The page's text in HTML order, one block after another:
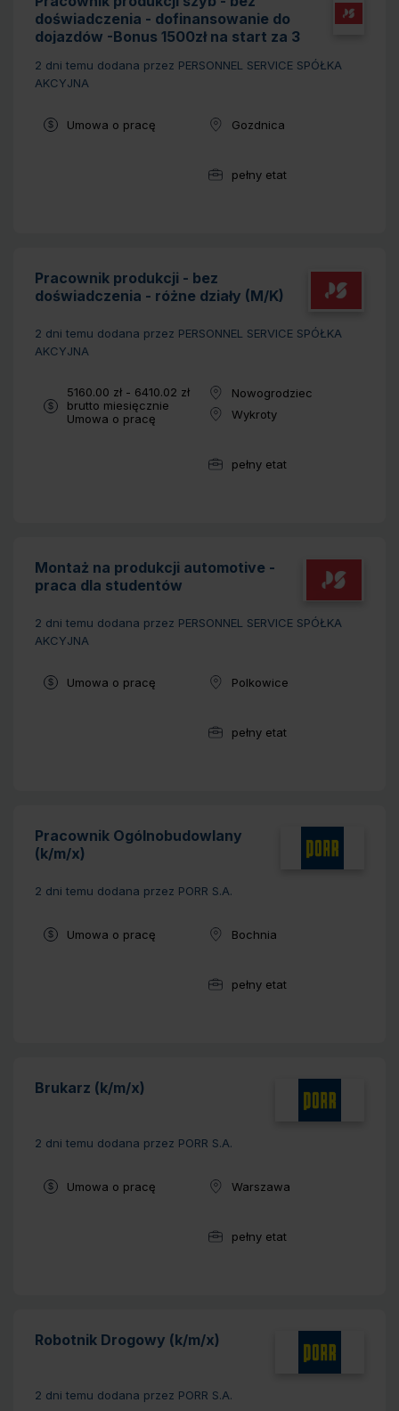
doświadczenia - dofinansowanie do
dojazdów -Bonus 1500zł na start za 3
2 dni temu dodana przez PERSONNEL SERVICE SPÓŁKA
AKCYJNA
Typ umowy:
Umowa o pracę Lokalizacja:
Gozdnica
Wymiar pracy:
pełny etat
Pracownik produkcji - bez
doświadczenia - różne działy (M/K)
2 dni temu dodana przez PERSONNEL SERVICE SPÓŁKA
AKCYJNA
Wynagrodzenie:
5160.00 zł - 6410.02 zł
brutto miesięcznie
Typ umowy:
Umowa o pracę
Lokalizacja:
Nowogrodziec
Lokalizacja:
Wykroty
Wymiar pracy:
pełny etat
Montaż na produkcji automotive -
praca dla studentów
2 dni temu dodana przez PERSONNEL SERVICE SPÓŁKA
AKCYJNA
Typ umowy:
Umowa o pracę Lokalizacja:
Polkowice
Wymiar pracy:
pełny etat
Pracownik Ogólnobudowlany
(k/m/x)
2 dni temu dodana przez PORR S.A.
Typ umowy:
Umowa o pracę Lokalizacja:
Bochnia
Wymiar pracy:
pełny etat
Brukarz (k/m/x)
2 dni temu dodana przez PORR S.A.
Typ umowy:
Umowa o pracę Lokalizacja:
Warszawa
Wymiar pracy:
pełny etat
Robotnik Drogowy (k/m/x)
2 dni temu dodana przez PORR S.A.